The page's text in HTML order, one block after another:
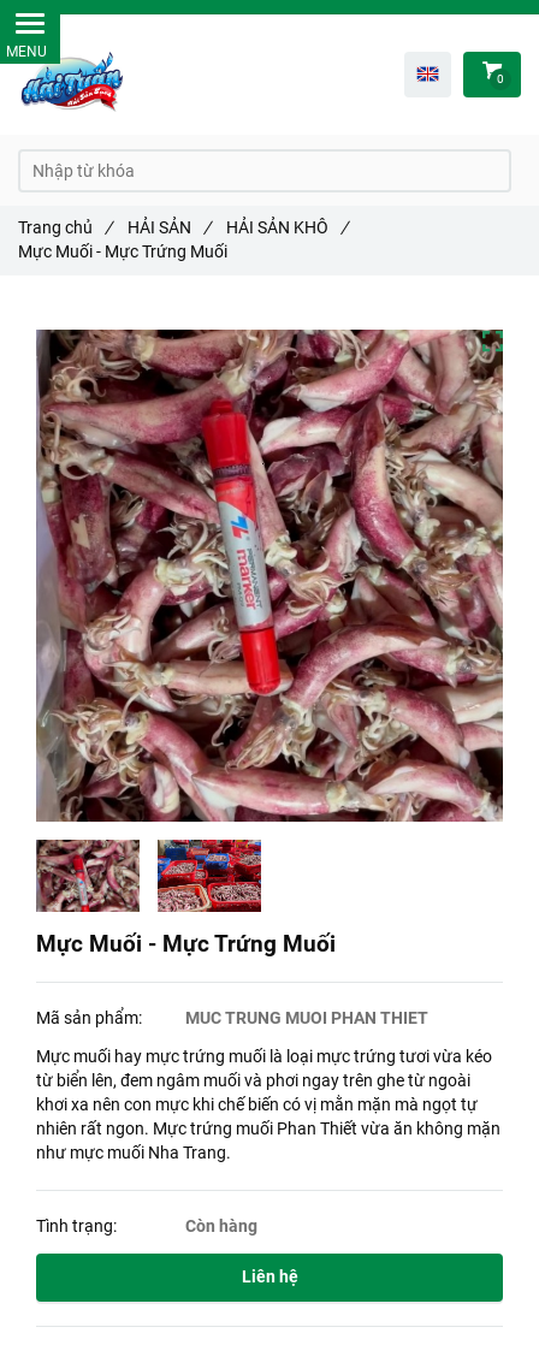
Mực Muối - Mực Trứng Muối
Mã sản phẩm:
MUC TRUNG MUOI PHAN THIET
Mực muối hay mực trứng muối là loại mực trứng tươi vừa kéo
từ biển lên, đem ngâm muối và phơi ngay trên ghe từ ngoài
khơi xa nên con mực khi chế biến có vị mằn mặn mà ngọt tự
nhiên rất ngon. Mực trứng muối Phan Thiết vừa ăn không mặn
như mực muối Nha Trang.
Tình trạng: Còn hàng
Liên hệ
Trang chủ / HẢI SẢN / HẢI SẢN KHÔ
/
Mực Muối - Mực Trứng Muối
0